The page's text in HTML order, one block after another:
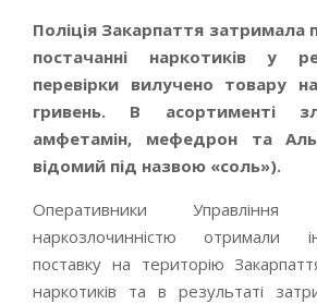
Поліція Закарпаття затримала
постачанні наркотиків у
перевірки вилучено товару
гривень. В асортименті
амфетамін, мефедрон та
відомий під назвою «соль»).
Оперативники
наркозлочинністю отримали
поставку на територію
наркотиків та в результаті